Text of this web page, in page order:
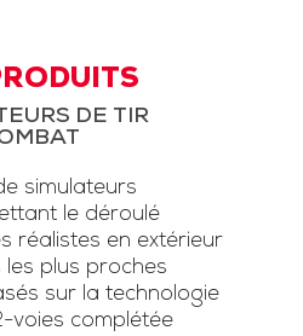
DE TIR
simulateurs
le déroulé
réalistes en extérieur
plus proches
sur la technologie
voies complétée